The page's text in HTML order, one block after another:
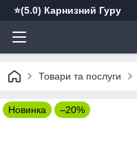
⭐️(5.0) Карнизний Гуру
Товари та послуги
Новинка –20%